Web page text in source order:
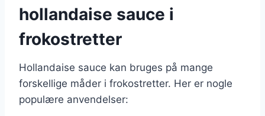
hollandaise sauce i
frokostretter
Hollandaise sauce kan bruges på mange
forskellige måder i frokostretter. Her er nogle
populære anvendelser: